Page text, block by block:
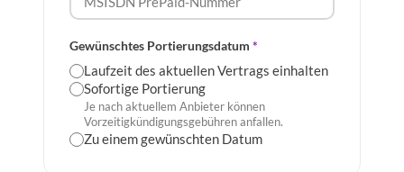
Gewünschtes Portierungsdatum *
Laufzeit des aktuellen Vertrags einhalten
Sofortige Portierung
Je nach aktuellem Anbieter können
Vorzeitigkündigungsgebühren anfallen.
Zu einem gewünschten Datum